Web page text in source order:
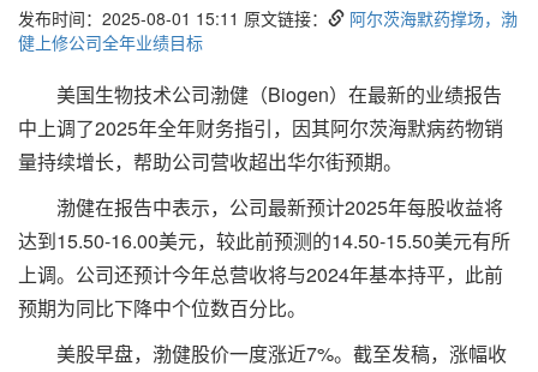
发布时间：2025-08-01 15:11 原文链接：
阿尔茨海默药撑场，渤
健上修公司全年业绩目标
美国生物技术公司渤健（Biogen）在最新的业绩报告
中上调了2025年全年财务指引，因其阿尔茨海默病药物销
量持续增长，帮助公司营收超出华尔街预期。
渤健在报告中表示，公司最新预计2025年每股收益将
达到15.50-16.00美元，较此前预测的14.50-15.50美元有所
上调。公司还预计今年总营收将与2024年基本持平，此前
预期为同比下降中个位数百分比。
美股早盘，渤健股价一度涨近7%。截至发稿，涨幅收